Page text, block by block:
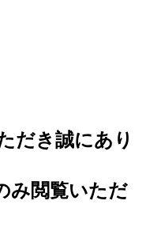
だき誠にあり
み閲覧いただ